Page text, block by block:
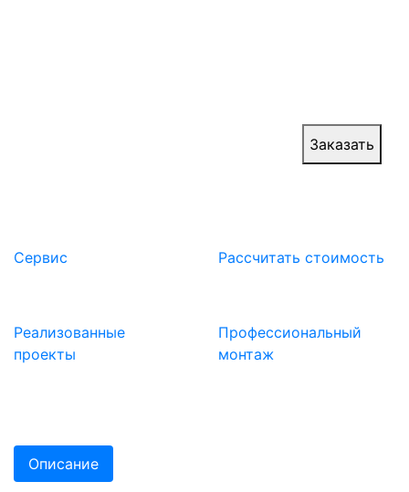
Заказать
Сервис Расcчитать стоимость
Реализованные
проекты
Профессиональный
монтаж
Описание